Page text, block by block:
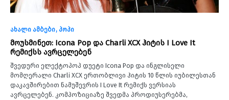
ახალი ამბები პოპი
მოუსმინეთ: Icona Pop და Charli XCX ჰიტის I Love It
რემიქსს ავრცელებენ
შვედური ელექტოპოპ დუეტი Icona Pop და ინგლისელი
მომღერალი Charli XCX ერთობლივი ჰიტის 10 წლის იუბილესთან
დაკავშირებით ნამუშევრის I Love It რემიქს ვერსიას
ავრცელებენ. კომპოზიციაზე შვედმა პროდიუსერებმა,